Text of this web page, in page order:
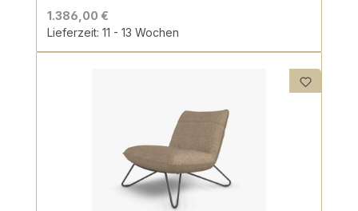
1.386,00 €
Lieferzeit: 11 - 13 Wochen